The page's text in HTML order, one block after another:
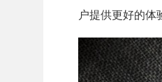
户提供更好的体